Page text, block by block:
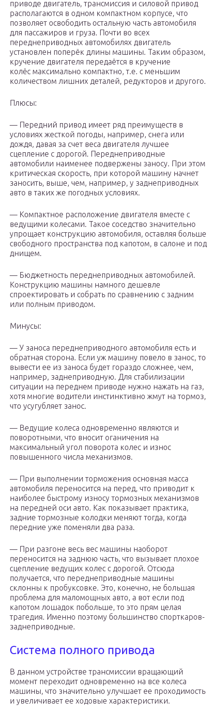
приводе двигатель, трансмиссия и силовой привод
располагаются в одном компактном корпусе, что
позволяет освободить остальную часть автомобиля
для пассажиров и груза. Почти во всех
переднеприводных автомобилях двигатель
установлен поперёк длины машины. Таким образом,
кручение двигателя передаётся в кручение
колёс максимально компактно, т.е. с меньшим
количеством лишних деталей, редукторов и другого.
Плюсы:
— Передний привод имеет ряд преимуществ в
условиях жесткой погоды, например, снега или
дождя, давая за счет веса двигателя лучшее
сцепление с дорогой. Переднеприводные
автомобили наименее подвержены заносу. При этом
критическая скорость, при которой машину начнет
заносить, выше, чем, например, у заднеприводных
авто в таких же погодных условиях.
— Компактное расположение двигателя вместе с
ведущими колесами. Такое соседство значительно
упрощает конструкцию автомобиля, оставляя больше
свободного пространства под капотом, в салоне и под
днищем.
— Бюджетность переднеприводных автомобилей.
Конструкцию машины намного дешевле
спроектировать и собрать по сравнению c задним
или полным приводом.
Минусы:
— У заноса переднеприводного автомобиля есть и
обратная сторона. Если уж машину повело в занос, то
вывести ее из заноса будет гораздо сложнее, чем,
например, заднеприводную. Для стабилизации
ситуации на переднем приводе нужно нажать на газ,
хотя многие водители инстинктивно жмут на тормоз,
что усугубляет занос.
— Ведущие колеса одновременно являются и
поворотными, что вносит оганичения на
максимальный угол поворота колес и износ
повышенного числа механизмов.
— При выполнении торможения основная масса
автомобиля переносится на перед, что приводит к
наиболее быстрому износу тормозных механизмов
на передней оси авто. Как показывает практика,
задние тормозные колодки меняют тогда, когда
передние уже поменяли два раза.
— При разгоне весь вес машины наоборот
переносится на заднюю часть, что вызывает плохое
сцепление ведущих колес с дорогой. Отсюда
получается, что переднеприводные машины
склонны к пробуксовке. Это, конечно, не большая
проблема для маломощных авто, а вот если под
капотом лошадок побольше, то это прям целая
трагедия. Именно поэтому большинство спорткаров-
заднеприводные.
Система полного привода
В данном устройстве трансмиссии вращающий
момент переходит одновременно на все колеса
машины, что значительно улучшает ее проходимость
и увеличивает ее ходовые характеристики.